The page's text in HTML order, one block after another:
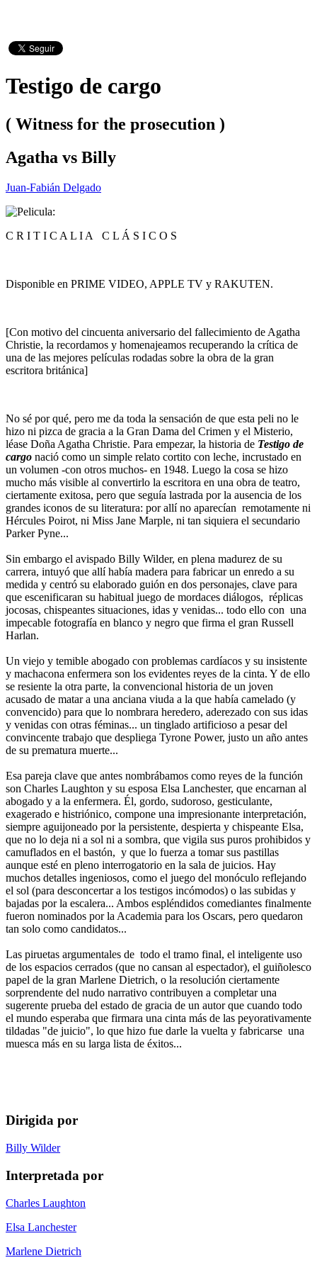
Testigo de cargo
( Witness for the prosecution )
Agatha vs Billy
Juan-Fabián Delgado
C R I T I C A L I A C L Á S I C O S
Disponible en PRIME VIDEO, APPLE TV y RAKUTEN.
[Con motivo del cincuenta aniversario del fallecimiento de Agatha
Christie, la recordamos y homenajeamos recuperando la crítica de
una de las mejores películas rodadas sobre la obra de la gran
escritora británica]
No sé por qué, pero me da toda la sensación de que esta peli no le
hizo ni pizca de gracia a la Gran Dama del Crimen y el Misterio,
léase Doña Agatha Christie. Para empezar, la historia de Testigo de
cargo nació como un simple relato cortito con leche, incrustado en
un volumen -con otros muchos- en 1948. Luego la cosa se hizo
mucho más visible al convertirlo la escritora en una obra de teatro,
ciertamente exitosa, pero que seguía lastrada por la ausencia de los
grandes iconos de su literatura: por allí no aparecían remotamente ni
Hércules Poirot, ni Miss Jane Marple, ni tan siquiera el secundario
Parker Pyne...
Sin embargo el avispado Billy Wilder, en plena madurez de su
carrera, intuyó que allí había madera para fabricar un enredo a su
medida y centró su elaborado guión en dos personajes, clave para
que escenificaran su habitual juego de mordaces diálogos, réplicas
jocosas, chispeantes situaciones, idas y venidas... todo ello con una
impecable fotografía en blanco y negro que firma el gran Russell
Harlan.
Un viejo y temible abogado con problemas cardíacos y su insistente
y machacona enfermera son los evidentes reyes de la cinta. Y de ello
se resiente la otra parte, la convencional historia de un joven
acusado de matar a una anciana viuda a la que había camelado (y
convencido) para que lo nombrara heredero, aderezado con sus idas
y venidas con otras féminas... un tinglado artificioso a pesar del
convincente trabajo que despliega Tyrone Power, justo un año antes
de su prematura muerte...
Esa pareja clave que antes nombrábamos como reyes de la función
son Charles Laughton y su esposa Elsa Lanchester, que encarnan al
abogado y a la enfermera. Él, gordo, sudoroso, gesticulante,
exagerado e histriónico, compone una impresionante interpretación,
siempre aguijoneado por la persistente, despierta y chispeante Elsa,
que no lo deja ni a sol ni a sombra, que vigila sus puros prohibidos y
camuflados en el bastón, y que lo fuerza a tomar sus pastillas
aunque esté en pleno interrogatorio en la sala de juicios. Hay
muchos detalles ingeniosos, como el juego del monóculo reflejando
el sol (para desconcertar a los testigos incómodos) o las subidas y
bajadas por la escalera... Ambos espléndidos comediantes finalmente
fueron nominados por la Academia para los Oscars, pero quedaron
tan solo como candidatos...
Las piruetas argumentales de todo el tramo final, el inteligente uso
de los espacios cerrados (que no cansan al espectador), el guiñolesco
papel de la gran Marlene Dietrich, o la resolución ciertamente
sorprendente del nudo narrativo contribuyen a completar una
sugerente prueba del estado de gracia de un autor que cuando todo
el mundo esperaba que firmara una cinta más de las peyorativamente
tildadas "de juicio", lo que hizo fue darle la vuelta y fabricarse una
muesca más en su larga lista de éxitos...
Dirigida por
Billy Wilder
Interpretada por
Charles Laughton
Elsa Lanchester
Marlene Dietrich